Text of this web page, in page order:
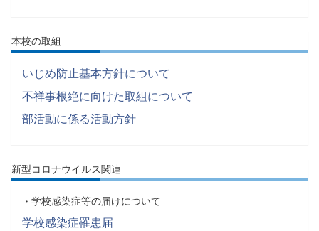
本校の取組
いじめ防止基本方針について
不祥事根絶に向けた取組について
部活動に係る活動方針
新型コロナウイルス関連
・ 学校感染症等の届けについて
学校感染症罹患届